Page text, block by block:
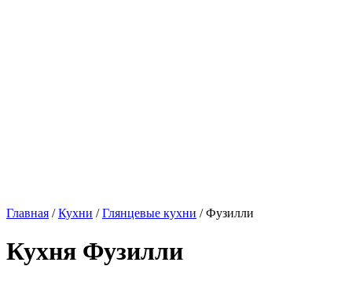
Главная /Кухни /Глянцевые кухни / Фузилли
Кухня Фузилли